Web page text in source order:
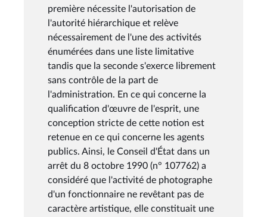
première nécessite l'autorisation de
l'autorité hiérarchique et relève
nécessairement de l'une des activités
énumérées dans une liste limitative
tandis que la seconde s'exerce librement
sans contrôle de la part de
l'administration. En ce qui concerne la
qualification d'œuvre de l'esprit, une
conception stricte de cette notion est
retenue en ce qui concerne les agents
publics. Ainsi, le Conseil d'État dans un
arrêt du 8 octobre 1990 (n° 107762) a
considéré que l'activité de photographe
d'un fonctionnaire ne revêtant pas de
caractère artistique, elle constituait une